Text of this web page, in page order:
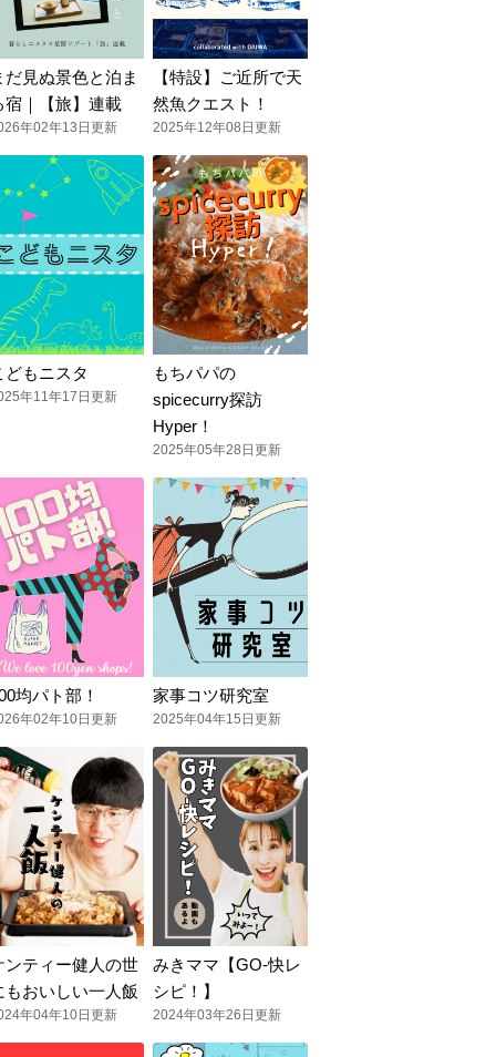
だ見ぬ景色と泊ま
宿｜【旅】連載
年02年13日更新
【特設】ご近所で天
然魚クエスト！
2025年12年08日更新
どもニスタ
年11年17日更新
もちパパの
spicecurry探訪
Hyper！
2025年05年28日更新
均パト部！
年02年10日更新
家事コツ研究室
2025年04年15日更新
ンティー健人の世
もおいしい一人飯
年04年10日更新
みきママ【GO-快レ
シピ！】
2024年03年26日更新